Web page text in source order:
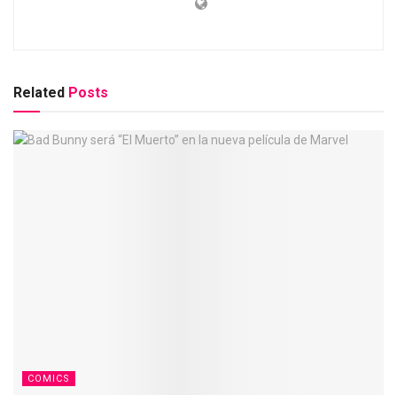
Related Posts
COMICS